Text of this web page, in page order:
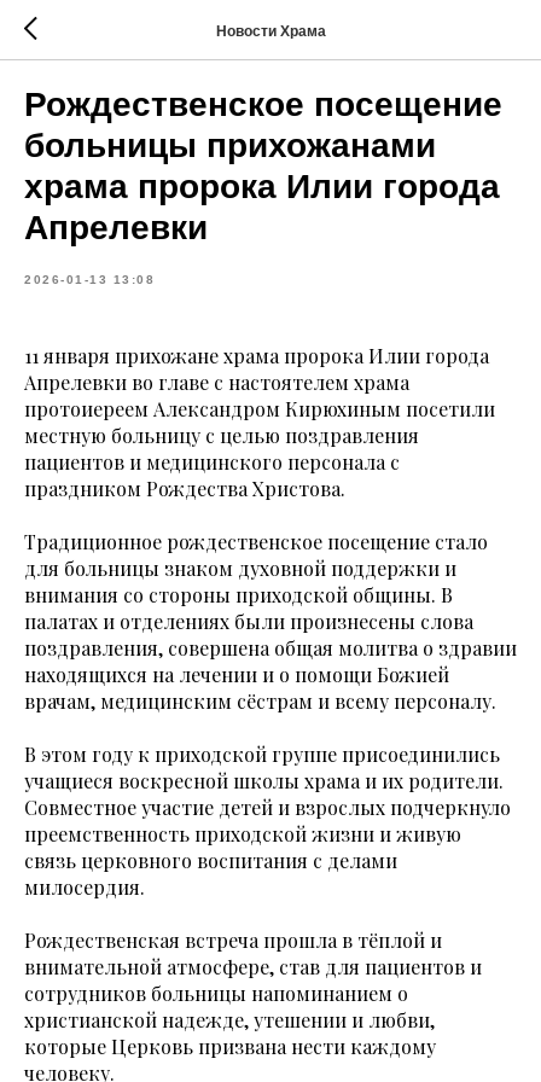
Новости Храма
Рождественское посещение
больницы прихожанами
храма пророка Илии города
Апрелевки
2026-01-13 13:08
11 января прихожане храма пророка Илии города
Апрелевки во главе с настоятелем храма
протоиереем Александром Кирюхиным посетили
местную больницу с целью поздравления
пациентов и медицинского персонала с
праздником Рождества Христова.
Традиционное рождественское посещение стало
для больницы знаком духовной поддержки и
внимания со стороны приходской общины. В
палатах и отделениях были произнесены слова
поздравления, совершена общая молитва о здравии
находящихся на лечении и о помощи Божией
врачам, медицинским сёстрам и всему персоналу.
В этом году к приходской группе присоединились
учащиеся воскресной школы храма и их родители.
Совместное участие детей и взрослых подчеркнуло
преемственность приходской жизни и живую
связь церковного воспитания с делами
милосердия.
Рождественская встреча прошла в тёплой и
внимательной атмосфере, став для пациентов и
сотрудников больницы напоминанием о
христианской надежде, утешении и любви,
которые Церковь призвана нести каждому
человеку.